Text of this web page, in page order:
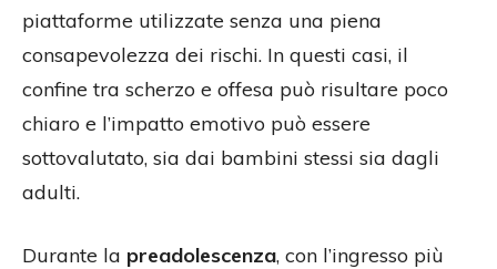
piattaforme utilizzate senza una piena
consapevolezza dei rischi. In questi casi, il
confine tra scherzo e offesa può risultare poco
chiaro e l’impatto emotivo può essere
sottovalutato, sia dai bambini stessi sia dagli
adulti.
Durante la preadolescenza, con l’ingresso più